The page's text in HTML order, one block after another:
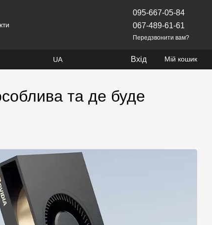
095-667-05-84
067-489-61-61
Передзвонити вам?
UA Вхід Мій кошик
та де буде